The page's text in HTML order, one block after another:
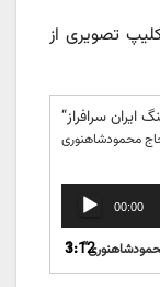
تصویری از
محمودشاهنوری
پخش‌کننده
صوت
00:00
1.
3:12